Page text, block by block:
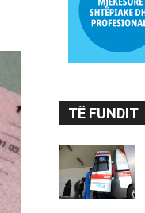
TË FUNDIT